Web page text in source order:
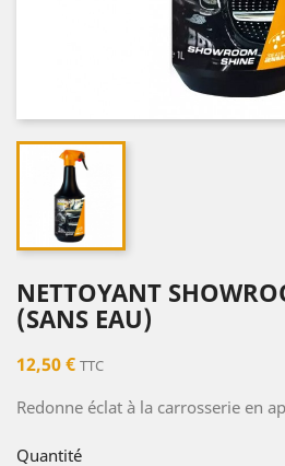
NETTOYANT
(SANS EAU)
12,50 € TTC
Redonne éclat à la carrosserie en
Quantité